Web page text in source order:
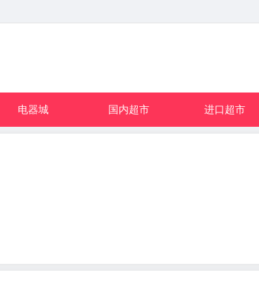
电器城 国内超市 进口超市